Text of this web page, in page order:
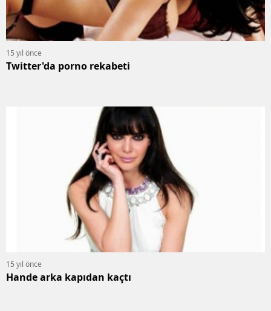
15 yıl önce
Twitter'da porno rekabeti
15 yıl önce
Hande arka kapıdan kaçtı